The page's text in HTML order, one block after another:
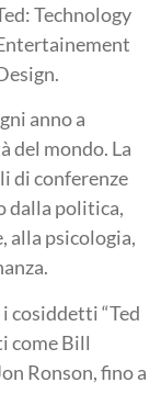
Technology
anno a
del mondo. La
di conferenze
dalla politica,
alla psicologia,
za.
cosiddetti “Ted
come Bill
Ronson, fino a